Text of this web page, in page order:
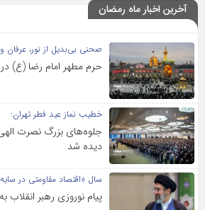
آخرین اخبار ماه رمضان
صحنی بی‌بدیل از نور، عرفان
حرم مطهر امام رضا (ع)
خطیب نماز عید فطر تهران:
جلوه‌های بزرگ نصرت
دیده شد
سال «اقتصاد مقاومتی در
پیام نوروزی رهبر انقلاب به